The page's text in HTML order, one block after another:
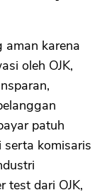
aman karena
oleh OJK,
patuh
serta komisaris
test dari OJK,